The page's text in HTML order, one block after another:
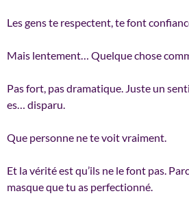
Les gens te respectent, te font
Mais lentement… Quelque chose
Pas fort, pas dramatique. Juste un
es… disparu.
Que personne ne te voit vraiment.
Et la vérité est qu’ils ne le font pas.
masque que tu as perfectionné.